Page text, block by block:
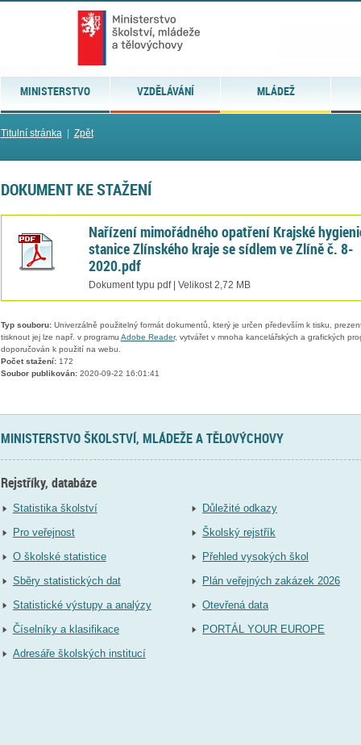
MINISTERSTVO VZDĚLÁVÁNÍ MLÁDEŽ
Titulní stránka| Zpět
DOKUMENT KE STAŽENÍ
Nařízení mimořádného opatření Krajské
stanice Zlínského kraje se sídlem ve Zlíně č. 8-
2020.pdf
Dokument typu pdf | Velikost 2,72 MB
Typ souboru:Univerzálně použitelný formát dokumentů, který je určen především k tisku,
tisknout jej lze např. v programu Adobe Reader, vytvářet v mnoha kancelářských a grafických
doporučován k použití na webu.
Počet stažení:172
Soubor publikován:2020-09-22 16:01:41
MINISTERSTVO ŠKOLSTVÍ, MLÁDEŽE A TĚLOVÝCHOVY
Rejstříky, databáze
Statistika školství
Pro veřejnost
O školské statistice
Sběry statistických dat
Statistické výstupy a analýzy
Číselníky a klasifikace
Adresáře školských institucí
Důležité odkazy
Školský rejstřík
Přehled vysokých škol
Plán veřejných zakázek 2026
Otevřená data
PORTÁL YOUR EUROPE